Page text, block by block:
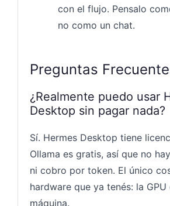
con el flujo. Pensalo
no como un chat.
Preguntas
¿Realmente puedo usar
Desktop sin pagar nada?
Sí. Hermes Desktop tiene
Ollama es gratis, así que no
ni cobro por token. El único
hardware que ya tenés: la GPU
máquina.